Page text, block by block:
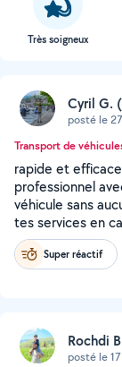
Très soigneux
Cyril G.
posté le
Transport de
rapide et
professionnel
véhicule sans
tes services en
Super réactif
Rochdi
posté le